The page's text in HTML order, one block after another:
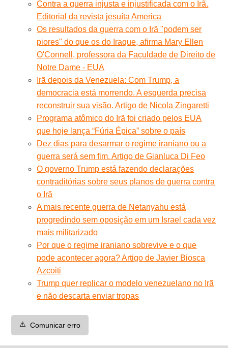
Contra a guerra injusta e injustificada com o Irã.
Editorial da revista jesuíta America
Os resultados da guerra com o Irã "podem ser
piores" do que os do Iraque, afirma Mary Ellen
O'Connell, professora da Faculdade de Direito de
Notre Dame - EUA
Irã depois da Venezuela: Com Trump, a
democracia está morrendo. A esquerda precisa
reconstruir sua visão. Artigo de Nicola Zingaretti
Programa atômico do Irã foi criado pelos EUA
que hoje lança “Fúria Épica” sobre o país
Dez dias para desarmar o regime iraniano ou a
guerra será sem fim. Artigo de Gianluca Di Feo
O governo Trump está fazendo declarações
contraditórias sobre seus planos de guerra contra
o Irã
A mais recente guerra de Netanyahu está
progredindo sem oposição em um Israel cada vez
mais militarizado
Por que o regime iraniano sobrevive e o que
pode acontecer agora? Artigo de Javier Biosca
Azcoiti
Trump quer replicar o modelo venezuelano no Irã
e não descarta enviar tropas
⚠️ Comunicar erro